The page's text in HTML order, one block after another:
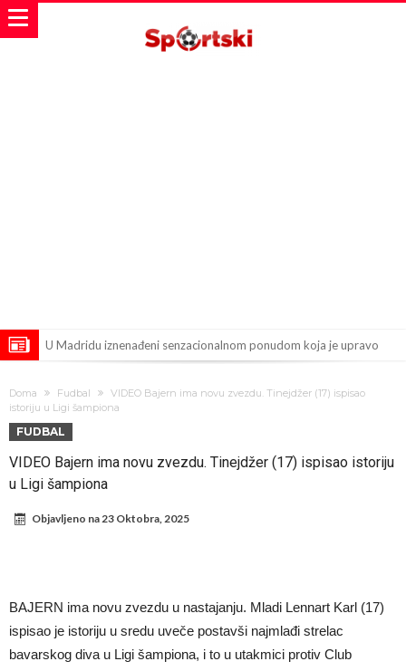
U Madridu iznenađeni senzacionalnom ponudom koja je upravo
odabrao!
Marciniak objasnio zašto je “pomilovao” Mesija: Navijači i stručnjaci
ne mogu da veruju šta priča
Milan smanjuje sastav
Hidratacione pauze postale su biznis: FIFA ih ne planira ukinuti
porodici
Doma Fudbal
VIDEO Bajern ima novu zvezdu. Tinejdžer (17) ispisao
istoriju u Ligi šampiona
FUDBAL
VIDEO Bajern ima novu zvezdu. Tinejdžer (17) ispisao istoriju
u Ligi šampiona
Objavljeno na23 Oktobra, 2025
BAJERN ima novu zvezdu u nastajanju. Mladi Lennart Karl (17)
ispisao je istoriju u sredu uveče postavši najmlađi strelac
bavarskog diva u Ligi šampiona, i to u utakmici protiv Club